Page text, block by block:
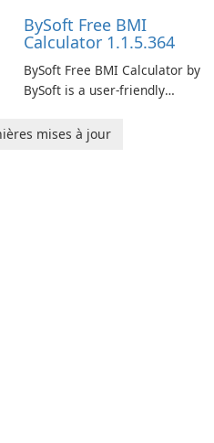
BySoft Free BMI
Calculator 1.1.5.364
BySoft Free BMI Calculator by
BySoft is a user-friendly
designed to help you
mises à jour